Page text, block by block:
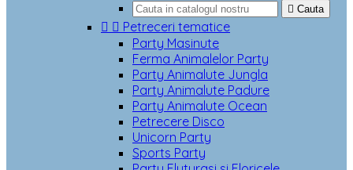
 Cauta
  Petreceri tematice
Party Masinute
Ferma Animalelor Party
Party Animalute Jungla
Party Animalute Padure
Party Animalute Ocean
Petrecere Disco
Unicorn Party
Sports Party